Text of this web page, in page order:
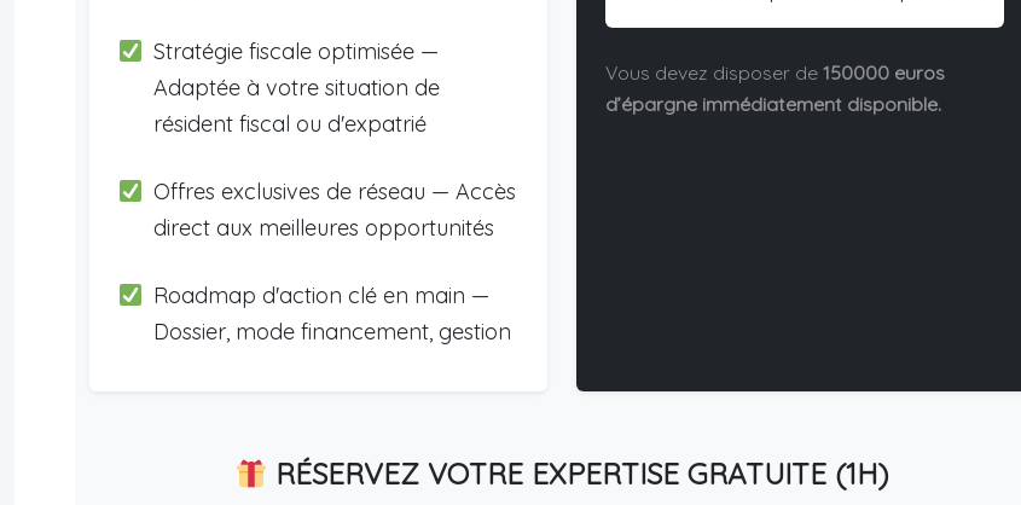
Stratégie fiscale optimisée —
Adaptée à votre situation de
résident fiscal ou d'expatrié
Offres exclusives de réseau — Accès
direct aux meilleures opportunités
Roadmap d'action clé en main —
Dossier, mode financement, gestion
Vous devez disposer de 150000 euros
d’épargne immédiatement disponible.
RÉSERVEZ VOTRE EXPERTISE GRATUITE (1H)